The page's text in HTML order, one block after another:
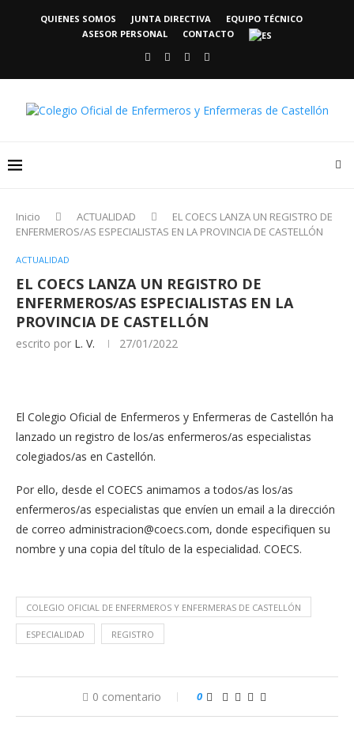
QUIENES SOMOS JUNTA DIRECTIVA
EQUIPO TÉCNICO
ASESOR PERSONAL
CONTACTO
Inicio ACTUALIDAD
EL COECS LANZA UN REGISTRO DE
ENFERMEROS/AS ESPECIALISTAS EN LA PROVINCIA DE CASTELLÓN
ACTUALIDAD
EL COECS LANZA UN REGISTRO DE
ENFERMEROS/AS ESPECIALISTAS EN LA
PROVINCIA DE CASTELLÓN
escrito por L. V. 27/01/2022
El Colegio Oficial de Enfermeros y Enfermeras de Castellón ha
lanzado un registro de los/as enfermeros/as especialistas
colegiados/as en Castellón.
Por ello, desde el COECS animamos a todos/as los/as
enfermeros/as especialistas que envíen un email a la dirección
de correo administracion@coecs.com, donde especifiquen su
nombre y una copia del título de la especialidad. COECS.
COLEGIO OFICIAL DE ENFERMEROS Y ENFERMERAS DE CASTELLÓN
ESPECIALIDAD REGISTRO
0 comentario 0